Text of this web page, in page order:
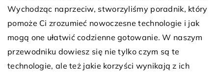
Wychodząc naprzeciw, stworzyliśmy poradnik, który
pomoże Ci zrozumieć nowoczesne technologie i jak
mogą one ułatwić codzienne gotowanie. W naszym
przewodniku dowiesz się nie tylko czym są te
technologie, ale też jakie korzyści wynikają z ich